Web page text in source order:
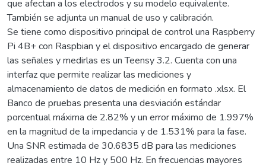
que afectan a los electrodos y su modelo equivalente.
También se adjunta un manual de uso y calibración.
Se tiene como dispositivo principal de control una Raspberry
Pi 4B+ con Raspbian y el dispositivo encargado de generar
las señales y medirlas es un Teensy 3.2. Cuenta con una
interfaz que permite realizar las mediciones y
almacenamiento de datos de medición en formato .xlsx. El
Banco de pruebas presenta una desviación estándar
porcentual máxima de 2.82% y un error máximo de 1.997%
en la magnitud de la impedancia y de 1.531% para la fase.
Una SNR estimada de 30.6835 dB para las mediciones
realizadas entre 10 Hz y 500 Hz. En frecuencias mayores